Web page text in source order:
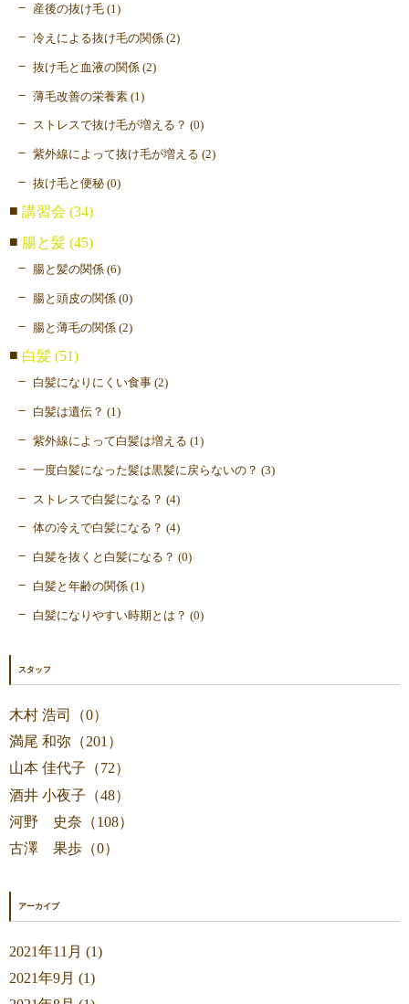
産後の抜け毛 (1)
冷えによる抜け毛の関係 (2)
抜け毛と血液の関係 (2)
薄毛改善の栄養素 (1)
ストレスで抜け毛が増える？ (0)
紫外線によって抜け毛が増える (2)
抜け毛と便秘 (0)
講習会 (34)
腸と髪 (45)
腸と髪の関係 (6)
腸と頭皮の関係 (0)
腸と薄毛の関係 (2)
白髪 (51)
白髪になりにくい食事 (2)
白髪は遺伝？ (1)
紫外線によって白髪は増える (1)
一度白髪になった髪は黒髪に戻らないの？ (3)
ストレスで白髪になる？ (4)
体の冷えで白髪になる？ (4)
白髪を抜くと白髪になる？ (0)
白髪と年齢の関係 (1)
白髪になりやすい時期とは？ (0)
スタッフ
木村 浩司（0）
満尾 和弥（201）
山本 佳代子（72）
酒井 小夜子（48）
河野 史奈（108）
古澤 果歩（0）
アーカイブ
2021年11月 (1)
2021年9月 (1)